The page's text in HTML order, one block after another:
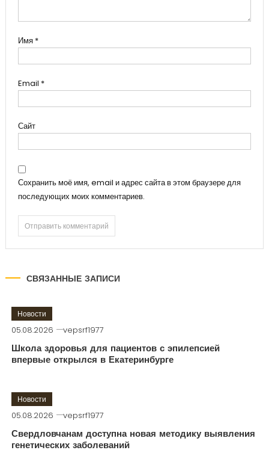
Имя *
Email *
Сайт
Сохранить моё имя, email и адрес сайта в этом браузере для
последующих моих комментариев.
СВЯЗАННЫЕ ЗАПИСИ
Новости
05.08.2026 vepsrf1977
Школа здоровья для пациентов с эпилепсией
впервые открылся в Екатеринбурге
Новости
05.08.2026 vepsrf1977
Свердловчанам доступна новая методику выявления
генетических заболеваний